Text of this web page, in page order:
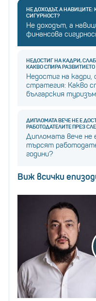
НЕ ДОХОДЪТ, А
СИГУРНОСТ?
Не доходът, а
финансова
НЕДОСТИГ НА КАДРИ,
КАКВО СПИРА
Недостиг на кадри,
стратегия: Какво
българския
ДИПЛОМАТА ВЕЧЕ НЕ Е
РАБОТОДАТЕЛИТЕ ПРЕЗ
Дипломата вече не
търсят
години?
Виж всички